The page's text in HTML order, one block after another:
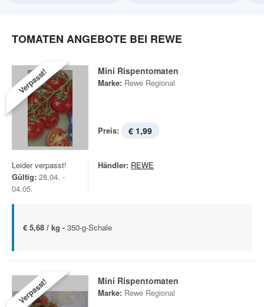
TOMATEN ANGEBOTE BEI REWE
Verpasst! Mini Rispentomaten
Marke: Rewe Regional
Preis: € 1,99
Leider verpasst!
Gültig: 28.04. -
04.05.
Händler: REWE
€ 5,68 / kg - 350-g-Schale
Verpasst! Mini Rispentomaten
Marke: Rewe Regional